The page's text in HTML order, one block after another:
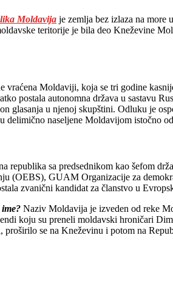
Moldavija je zemlja bez izlaza na
teritorije je bila deo Kneževine
vraćena Moldaviji, koja se tri godine
postala autonomna država u sastavu
glasanja u njenoj skupštini. Odluku je
delimično naseljene Moldavijom istočno
republika sa predsednikom kao šefom
(OEBS), GUAM Organizacije za
zvanični kandidat za članstvo u
Naziv Moldavija je izveden od reke
koju su preneli moldavski hroničari
proširilo se na Kneževinu i potom na